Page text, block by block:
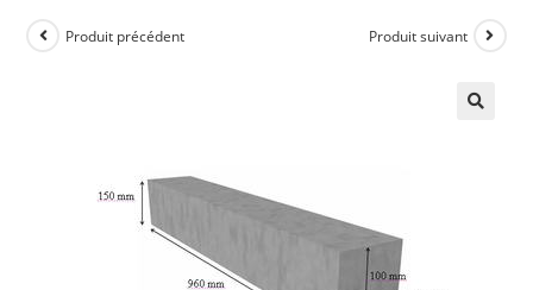
Produit précédent Produit suivant